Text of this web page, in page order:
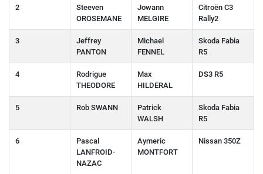
2
Steeven
OROSEMANE
Jowann
MELGIRE
Citroën C3
Rally2
3
Jeffrey
PANTON
Michael
FENNEL
Skoda Fabia
R5
4
Rodrigue
THEODORE
Max
HILDERAL
DS3 R5
5 Rob SWANN
Patrick
WALSH
Skoda Fabia
R5
6
Pascal
LANFROID-
NAZAC
Aymeric
MONTFORT
Nissan 350Z